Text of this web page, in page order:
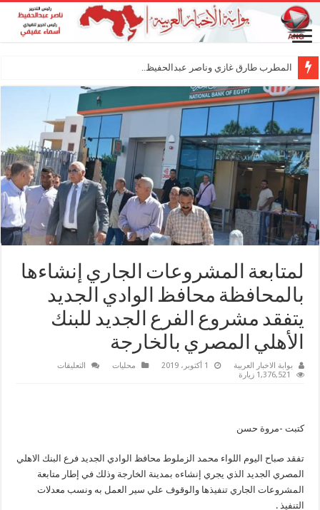
المطرب طارق غازي وناصر عبدالحفيظ.. شراكة فنية ت
لمتابعة المشروعات الجاري إنشاءها
بالمحافظة محافظ الوادي الجديد
يتفقد مشروع الفرع الجديد للبنك
الأهلي المصري بالخارجة
بوابة الاخبار العربية 1 أكتوبر، 2019 محليات التعليقات
مشروع
الجديد
للبنك
الأهلي
1,376,521 زيارة
كتبت -مروة حسن
تفقد صباح اليوم اللواء محمد الزملوط محافظ الوادي الجديد فرع البنك الاهلي
المصري الجديد الذي يجري إنشاءه بمدينة الخارجة وذلك في إطار متابعة
المشروعات الجاري تنفيذها والوقوف علي سير العمل به ونسب معدلات
التنفيذ .